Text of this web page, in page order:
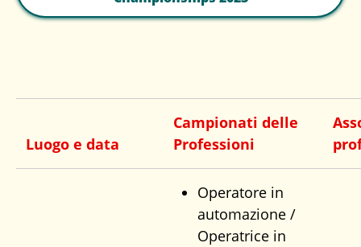
Luogo e data
Campionati delle
Professioni
Operatore in
automazione /
Operatrice in